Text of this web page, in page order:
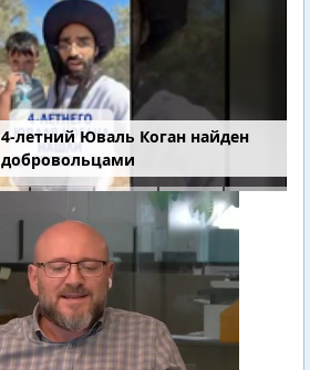
4-летний Юваль Коган найден
добровольцами